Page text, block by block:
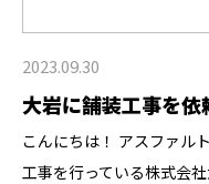
2023.09.30
大岩に舗装工事を依
こんにちは！ アスファル
工事を行っている株式会